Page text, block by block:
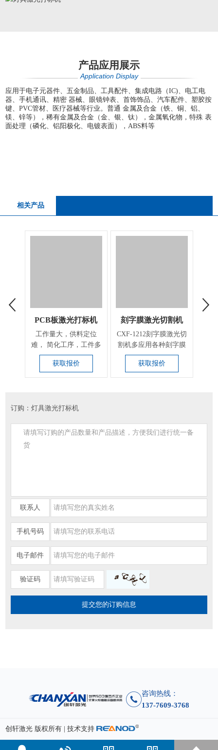
产品应用展示
Application Display
应用于电子元器件、五金制品、工具配件、集成电路（IC)、电工电
器、手机通讯、精密 器械、眼镜钟表、首饰饰品、汽车配件、塑胶按
键、PVC管材、医疗器械等行业。普通 金属及合金（铁、铜、铝、
镁、锌等），稀有金属及合金（金、银、钛），金属氧化物，特殊 表
面处理（磷化、铝阳极化、电镀表面），ABS料等
相关产品
PCB板激光打标机
工作量大，供料定位
难， 简化工序，工件多
样性，及复杂曲面等场
合
获取报价
刻字膜激光切割机
CXF-1212刻字膜激光切
割机多应用各种刻字膜
切割，如：PU弹性...
获取报价
订购：灯具激光打标机
联系人
手机号码
电子邮件
验证码
咨询热线：
137-7609-3768
创轩激光 版权所有 | 技术支持